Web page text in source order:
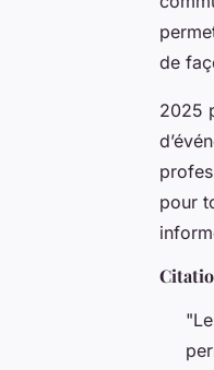
de
2025
pour